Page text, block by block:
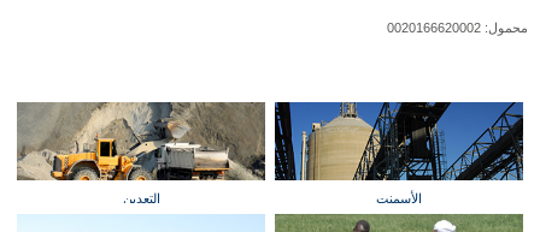
محمول: 0020166620002
الأسمنت التعدين